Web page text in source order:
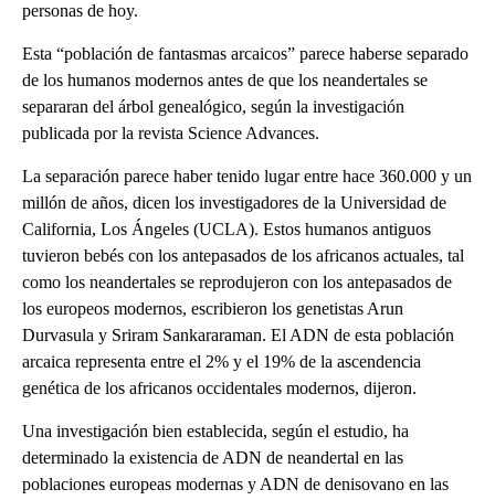
personas de hoy.
Esta “población de fantasmas arcaicos” parece haberse separado
de los humanos modernos antes de que los neandertales se
separaran del árbol genealógico, según la investigación
publicada por la revista Science Advances.
La separación parece haber tenido lugar entre hace 360.000 y un
millón de años, dicen los investigadores de la Universidad de
California, Los Ángeles (UCLA). Estos humanos antiguos
tuvieron bebés con los antepasados de los africanos actuales, tal
como los neandertales se reprodujeron con los antepasados de
los europeos modernos, escribieron los genetistas Arun
Durvasula y Sriram Sankararaman. El ADN de esta población
arcaica representa entre el 2% y el 19% de la ascendencia
genética de los africanos occidentales modernos, dijeron.
Una investigación bien establecida, según el estudio, ha
determinado la existencia de ADN de neandertal en las
poblaciones europeas modernas y ADN de denisovano en las